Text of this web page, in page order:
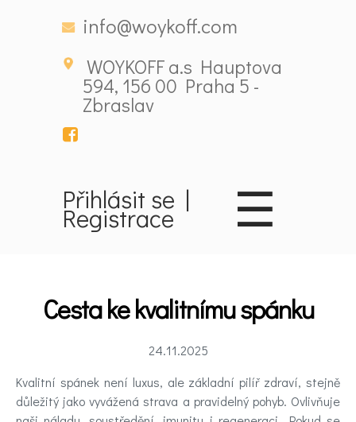
info@woykoff.com
WOYKOFF a.s Hauptova
594, 156 00 Praha 5 -
Zbraslav
Přihlásit se |
Registrace
Látky
nálady
☰
Cesta ke kvalitnímu spánku
24.11.2025
Kvalitní spánek není luxus, ale základní pilíř zdraví, stejně
důležitý jako vyvážená strava a pravidelný pohyb. Ovlivňuje